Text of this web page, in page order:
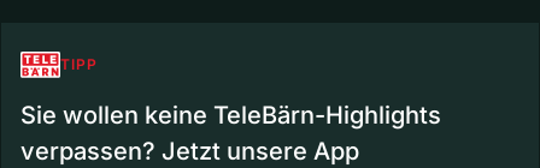
TIPP
Sie wollen keine TeleBärn-Highlights
verpassen? Jetzt unsere App